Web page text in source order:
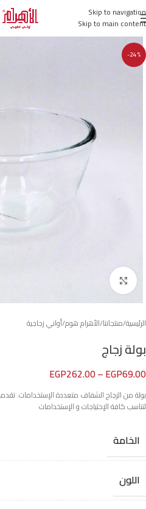
Skip to navigation
Skip to main content
-24%
Click to enlarge
الرئيسية/منتجاتنا/الأهرام هوم/أواني زجاجية
بولة زجاج
EGP69.00
–
EGP262.00
بولة من الزجاج الشفاف متعددة الإستخدامات.
لتناسب كافة الإحتياجات و الإستخدامات
الخامة
اللون